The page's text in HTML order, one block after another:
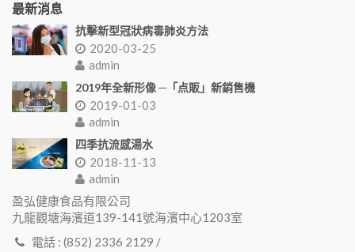
最新消息
抗擊新型冠狀病毒肺炎方法
2020-03-25
admin
2019年全新形像 ─「点販」新銷售機
2019-01-03
admin
四季抗流感湯水
2018-11-13
admin
盈弘健康食品有限公司
九龍觀塘海濱道139-141號海濱中心1203室
電話 : (852) 2336 2129 /